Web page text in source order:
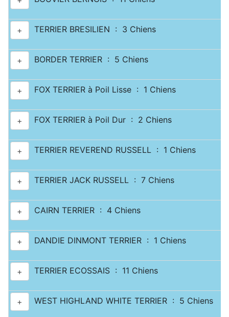
+ TERRIER BRESILIEN : 3 Chiens
+ BORDER TERRIER : 5 Chiens
+ FOX TERRIER à Poil Lisse : 1 Chiens
+ FOX TERRIER à Poil Dur : 2 Chiens
+ TERRIER REVEREND RUSSELL : 1 Chiens
+ TERRIER JACK RUSSELL : 7 Chiens
+ CAIRN TERRIER : 4 Chiens
+ DANDIE DINMONT TERRIER : 1 Chiens
+ TERRIER ECOSSAIS : 11 Chiens
+ WEST HIGHLAND WHITE TERRIER : 5 Chiens